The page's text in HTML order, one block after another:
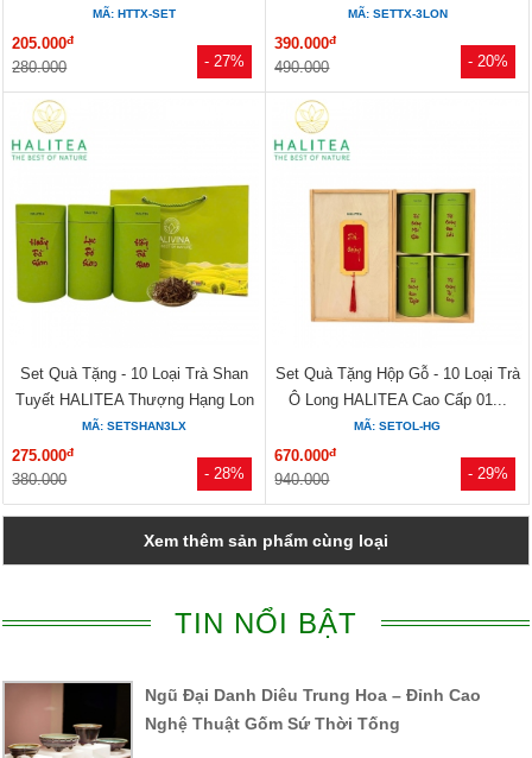
- 27%
Xanh
MÃ: HTTX-SET
205.000đ
280.000 - 20%
MÃ: SETTX-3LON
390.000đ
490.000
- 28%
Set Quà Tặng - 10 Loại Trà Shan
Tuyết HALITEA Thượng Hạng Lon
Xanh
MÃ: SETSHAN3LX
275.000đ
380.000 - 29%
Set Quà Tặng Hộp Gỗ - 10 Loại Trà
Ô Long HALITEA Cao Cấp 01...
MÃ: SETOL-HG
670.000đ
940.000
Xem thêm sản phẩm cùng loại
TIN NỔI BẬT
Ngũ Đại Danh Diêu Trung Hoa – Đỉnh Cao
Nghệ Thuật Gốm Sứ Thời Tống